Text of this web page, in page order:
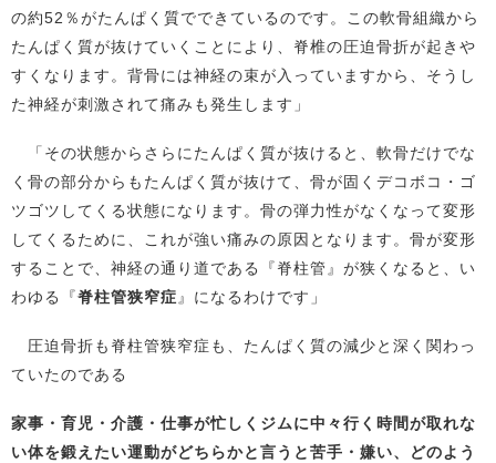
の約52％がたんぱく質でできているのです。この軟骨組織から
たんぱく質が抜けていくことにより、脊椎の圧迫骨折が起きや
すくなります。背骨には神経の束が入っていますから、そうし
た神経が刺激されて痛みも発生します」
「その状態からさらにたんぱく質が抜けると、軟骨だけでな
く骨の部分からもたんぱく質が抜けて、骨が固くデコボコ・ゴ
ツゴツしてくる状態になります。骨の弾力性がなくなって変形
してくるために、これが強い痛みの原因となります。骨が変形
することで、神経の通り道である『脊柱管』が狭くなると、い
わゆる『脊柱管狭窄症』になるわけです」
圧迫骨折も脊柱管狭窄症も、たんぱく質の減少と深く関わっ
ていたのである
家事・育児・介護・仕事が忙しくジムに中々行く時間が取れな
い体を鍛えたい運動がどちらかと言うと苦手・嫌い、どのよう